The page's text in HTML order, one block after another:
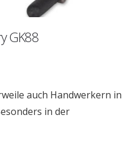
GK88
auch Handwerkern in
in der